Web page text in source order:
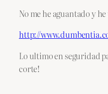
No me he aguantado y
http://
Lo ultimo en seguridad
corte!